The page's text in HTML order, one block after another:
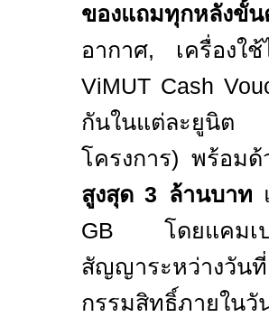
ของแถมทุกหลังขั้
อากาศ, เครื่องใ
ViMUT Cash
กันในแต่ละยูนิต
โครงการ) พร้อมด้
สูงสุด 3 ล้านบาท
GB โดยแคมเ
สัญญาระหว่างวั
กรรมสิทธิ์ภายใน